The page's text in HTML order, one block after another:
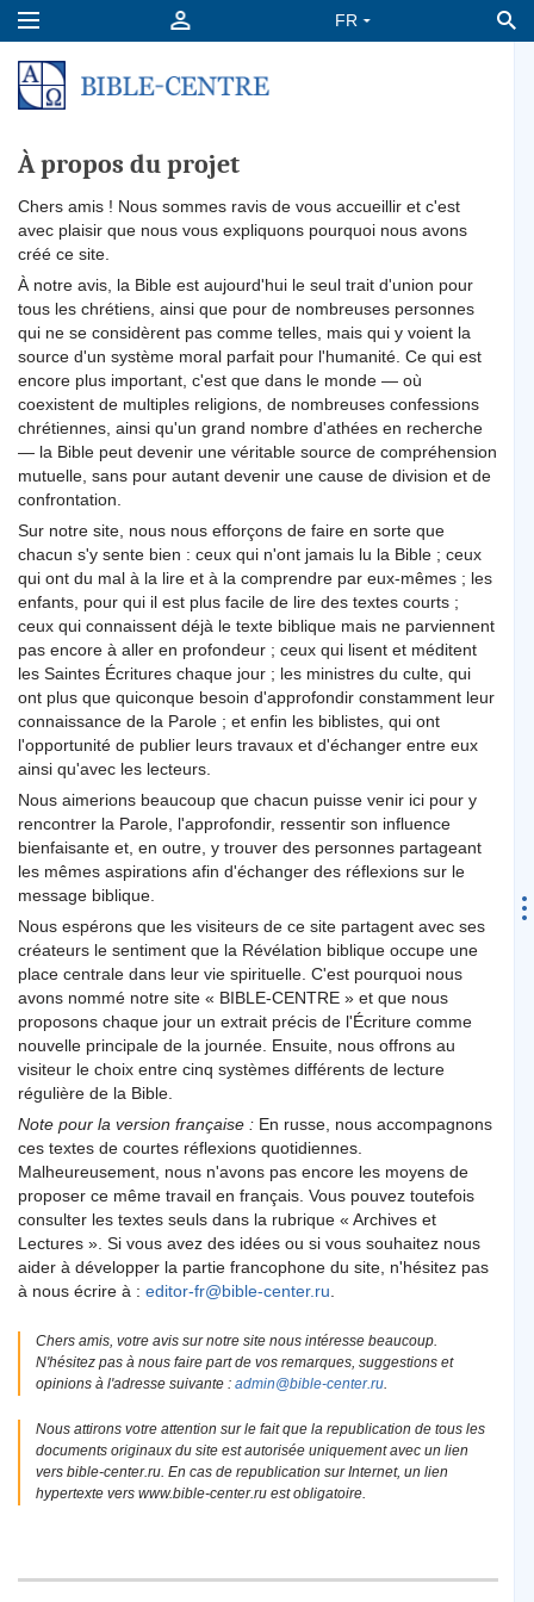
À propos du projet
Chers amis ! Nous sommes ravis de vous accueillir et c'est
avec plaisir que nous vous expliquons pourquoi nous avons
créé ce site.
À notre avis, la Bible est aujourd'hui le seul trait d'union pour
tous les chrétiens, ainsi que pour de nombreuses personnes
qui ne se considèrent pas comme telles, mais qui y voient la
source d'un système moral parfait pour l'humanité. Ce qui est
encore plus important, c'est que dans le monde — où
coexistent de multiples religions, de nombreuses confessions
chrétiennes, ainsi qu'un grand nombre d'athées en recherche
— la Bible peut devenir une véritable source de compréhension
mutuelle, sans pour autant devenir une cause de division et de
confrontation.
Sur notre site, nous nous efforçons de faire en sorte que
chacun s'y sente bien : ceux qui n'ont jamais lu la Bible ; ceux
qui ont du mal à la lire et à la comprendre par eux-mêmes ; les
enfants, pour qui il est plus facile de lire des textes courts ;
ceux qui connaissent déjà le texte biblique mais ne parviennent
pas encore à aller en profondeur ; ceux qui lisent et méditent
les Saintes Écritures chaque jour ; les ministres du culte, qui
ont plus que quiconque besoin d'approfondir constamment leur
connaissance de la Parole ; et enfin les biblistes, qui ont
l'opportunité de publier leurs travaux et d'échanger entre eux
ainsi qu'avec les lecteurs.
Nous aimerions beaucoup que chacun puisse venir ici pour y
rencontrer la Parole, l'approfondir, ressentir son influence
bienfaisante et, en outre, y trouver des personnes partageant
les mêmes aspirations afin d'échanger des réflexions sur le
message biblique.
Nous espérons que les visiteurs de ce site partagent avec ses
créateurs le sentiment que la Révélation biblique occupe une
place centrale dans leur vie spirituelle. C'est pourquoi nous
avons nommé notre site « BIBLE-CENTRE » et que nous
proposons chaque jour un extrait précis de l'Écriture comme
nouvelle principale de la journée. Ensuite, nous offrons au
visiteur le choix entre cinq systèmes différents de lecture
régulière de la Bible.
Note pour la version française : En russe, nous accompagnons
ces textes de courtes réflexions quotidiennes.
Malheureusement, nous n'avons pas encore les moyens de
proposer ce même travail en français. Vous pouvez toutefois
consulter les textes seuls dans la rubrique « Archives et
Lectures ». Si vous avez des idées ou si vous souhaitez nous
aider à développer la partie francophone du site, n'hésitez pas
à nous écrire à : editor-fr@bible-center.ru
Chers amis, votre avis sur notre site nous intéresse beaucoup.
N'hésitez pas à nous faire part de vos remarques, suggestions et
opinions à l'adresse suivante : admin@bible-center.ru.
Nous attirons votre attention sur le fait que la republication de tous les
documents originaux du site est autorisée uniquement avec un lien
vers bible-center.ru. En cas de republication sur Internet, un lien
hypertexte vers www.bible-center.ru est obligatoire.